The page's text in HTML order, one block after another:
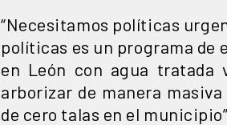
“Necesitamos políticas
políticas es un programa de
en León con agua tratada
arborizar de manera
de cero talas en el municipio”.